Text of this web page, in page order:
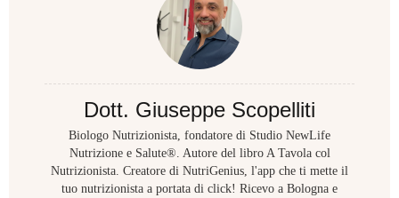
Dott. Giuseppe Scopelliti
Biologo Nutrizionista, fondatore di Studio NewLife
Nutrizione e Salute®. Autore del libro A Tavola col
Nutrizionista. Creatore di NutriGenius, l'app che ti mette il
tuo nutrizionista a portata di click! Ricevo a Bologna e